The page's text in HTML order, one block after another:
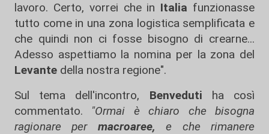
lavoro. Certo, vorrei che in Italia funzionasse
tutto come in una zona logistica semplificata e
che quindi non ci fosse bisogno di crearne...
Adesso aspettiamo la nomina per la zona del
Levante della nostra regione".
Sul tema dell'incontro, Benveduti ha così
commentato. "Ormai è chiaro che bisogna
ragionare permacroaree, e che rimanere